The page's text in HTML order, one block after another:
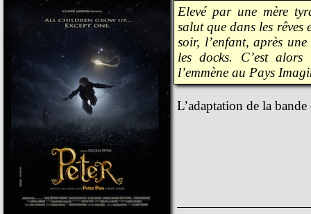
Elevé par une mère
salut que dans les
soir, l’enfant, après
les docks. C’est
l’emmène au Pays
L’adaptation de la